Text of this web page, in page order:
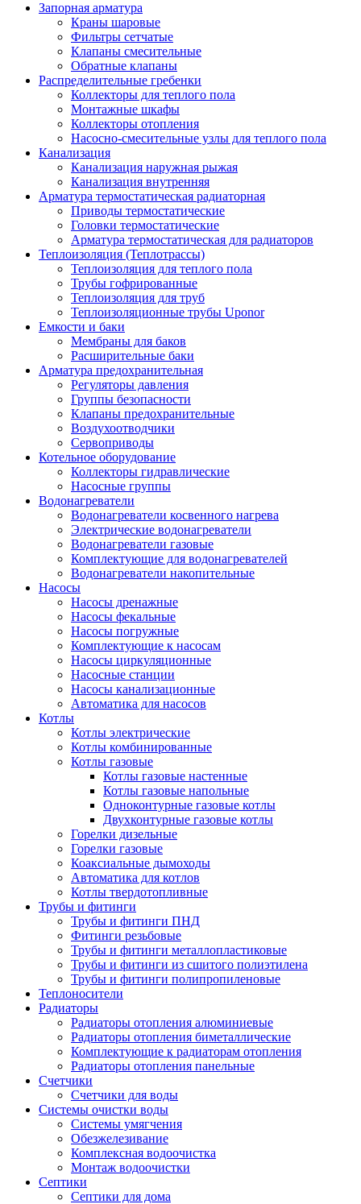
Запорная арматура
Краны шаровые
Фильтры сетчатые
Клапаны смесительные
Обратные клапаны
Распределительные гребенки
Коллекторы для теплого пола
Монтажные шкафы
Коллекторы отопления
Насосно-смесительные узлы для теплого пола
Канализация
Канализация наружная рыжая
Канализация внутренняя
Арматура термостатическая радиаторная
Приводы термостатические
Головки термостатические
Арматура термостатическая для радиаторов
Теплоизоляция (Теплотрассы)
Теплоизоляция для теплого пола
Трубы гофрированные
Теплоизоляция для труб
Теплоизоляционные трубы Uponor
Емкости и баки
Мембраны для баков
Расширительные баки
Арматура предохранительная
Регуляторы давления
Группы безопасности
Клапаны предохранительные
Воздухоотводчики
Сервоприводы
Котельное оборудование
Коллекторы гидравлические
Насосные группы
Водонагреватели
Водонагреватели косвенного нагрева
Электрические водонагреватели
Водонагреватели газовые
Комплектующие для водонагревателей
Водонагреватели накопительные
Насосы
Насосы дренажные
Насосы фекальные
Насосы погружные
Комплектующие к насосам
Насосы циркуляционные
Насосные станции
Насосы канализационные
Автоматика для насосов
Котлы
Котлы электрические
Котлы комбинированные
Котлы газовые
Котлы газовые настенные
Котлы газовые напольные
Одноконтурные газовые котлы
Двухконтурные газовые котлы
Горелки дизельные
Горелки газовые
Коаксиальные дымоходы
Автоматика для котлов
Котлы твердотопливные
Трубы и фитинги
Трубы и фитинги ПНД
Фитинги резьбовые
Трубы и фитинги металлопластиковые
Трубы и фитинги из сшитого полиэтилена
Трубы и фитинги полипропиленовые
Теплоносители
Радиаторы
Радиаторы отопления алюминиевые
Радиаторы отопления биметаллические
Комплектующие к радиаторам отопления
Радиаторы отопления панельные
Cчетчики
Счетчики для воды
Системы очистки воды
Системы умягчения
Обезжелезивание
Комплексная водоочистка
Монтаж водоочистки
Септики
Септики для дома